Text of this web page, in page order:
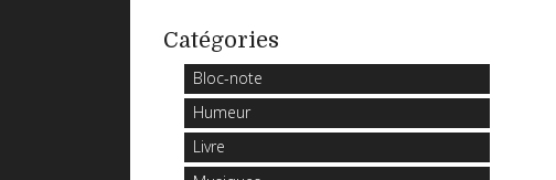
Catégories
Bloc-note
Humeur
Livre